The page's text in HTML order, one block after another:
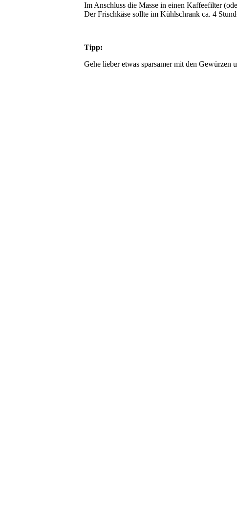
Im Anschluss die Masse in einen Kaffeefilter
Der Frischkäse sollte im Kühlschrank ca. 4
Tipp:
Gehe lieber etwas sparsamer mit den Gewürzen